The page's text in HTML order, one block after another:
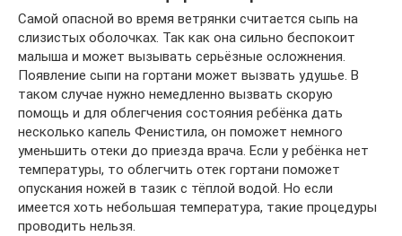
Самой опасной во время ветрянки считается сыпь на
слизистых оболочках. Так как она сильно беспокоит
малыша и может вызывать серьёзные осложнения.
Появление сыпи на гортани может вызвать удушье. В
таком случае нужно немедленно вызвать скорую
помощь и для облегчения состояния ребёнка дать
несколько капель Фенистила, он поможет немного
уменьшить отеки до приезда врача. Если у ребёнка нет
температуры, то облегчить отек гортани поможет
опускания ножей в тазик с тёплой водой. Но если
имеется хоть небольшая температура, такие процедуры
проводить нельзя.